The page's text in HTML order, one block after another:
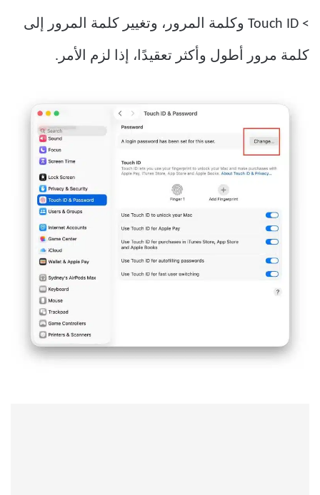
> Touch ID وكلمة المرور، وتغيير كلمة المرور إلى
كلمة مرور أطول وأكثر تعقيدًا، إذا لزم الأمر.